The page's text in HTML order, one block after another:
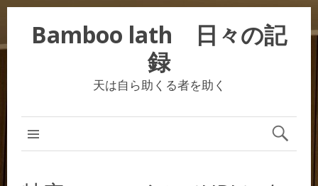
Bamboo lath 日々の記
録
天は自ら助くる者を助く